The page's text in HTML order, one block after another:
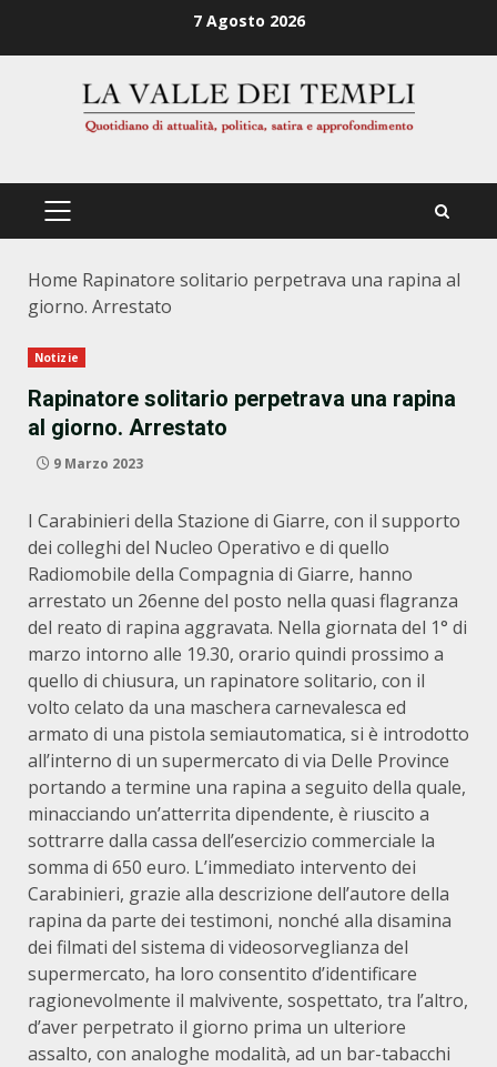
7 Agosto 2026
PRIMÄRES
Home Rapinatore solitario perpetrava una rapina al
giorno. Arrestato
Notizie
Rapinatore solitario perpetrava una rapina
al giorno. Arrestato
9 Marzo 2023
I Carabinieri della Stazione di Giarre, con il supporto
dei colleghi del Nucleo Operativo e di quello
Radiomobile della Compagnia di Giarre, hanno
arrestato un 26enne del posto nella quasi flagranza
del reato di rapina aggravata. Nella giornata del 1° di
marzo intorno alle 19.30, orario quindi prossimo a
quello di chiusura, un rapinatore solitario, con il
volto celato da una maschera carnevalesca ed
armato di una pistola semiautomatica, si è introdotto
all’interno di un supermercato di via Delle Province
portando a termine una rapina a seguito della quale,
minacciando un’atterrita dipendente, è riuscito a
sottrarre dalla cassa dell’esercizio commerciale la
somma di 650 euro. L’immediato intervento dei
Carabinieri, grazie alla descrizione dell’autore della
rapina da parte dei testimoni, nonché alla disamina
dei filmati del sistema di videosorveglianza del
supermercato, ha loro consentito d’identificare
ragionevolmente il malvivente, sospettato, tra l’altro,
d’aver perpetrato il giorno prima un ulteriore
assalto, con analoghe modalità, ad un bar-tabacchi